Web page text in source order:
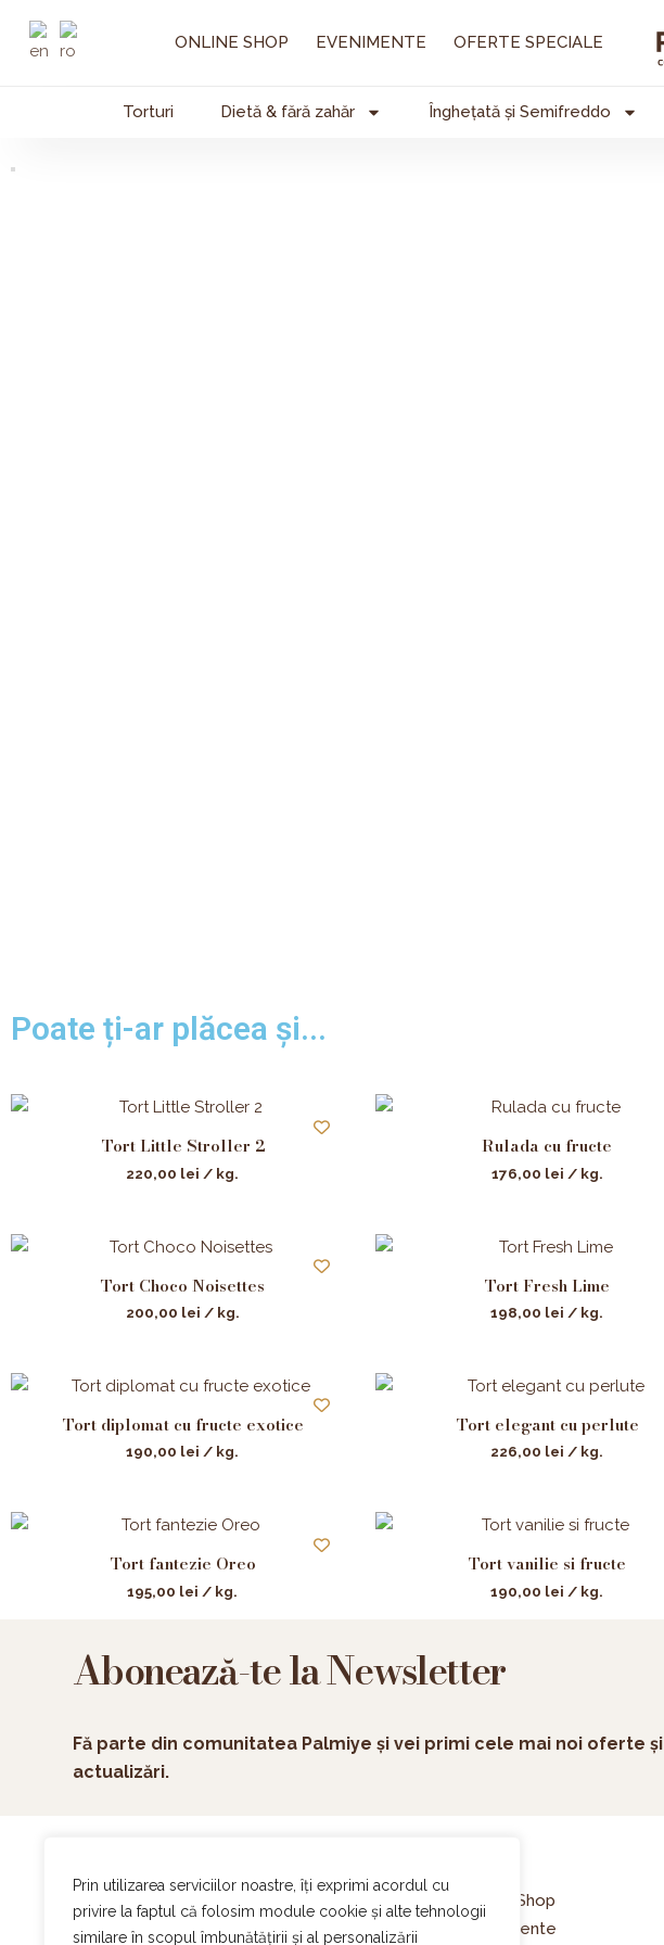
Prin utilizarea serviciilor noastre, îți exprimi acordul cu
privire la faptul că folosim module cookie și alte tehnologii
similare în scopul îmbunătățirii și al personalizării
ONLINE SHOP EVENIMENTE OFERTE SPECIALE
Torturi Dietă & fără zahăr Înghețată și Semifreddo
Poate ți-ar plăcea și...
Tort Little Stroller 2
220,00 lei / kg.
Rulada cu fructe
176,00 lei / kg.
Tort Choco Noisettes
200,00 lei / kg.
Tort Fresh Lime
198,00 lei / kg.
Tort diplomat cu fructe exotice
190,00 lei / kg.
Tort elegant cu perlute
226,00 lei / kg.
Tort fantezie Oreo
195,00 lei / kg.
Tort vanilie si fructe
190,00 lei / kg.
Abonează-te la Newsletter
Fă parte din comunitatea Palmiye și vei primi cele mai noi oferte și
actualizări.
Online Shop
Evenimente